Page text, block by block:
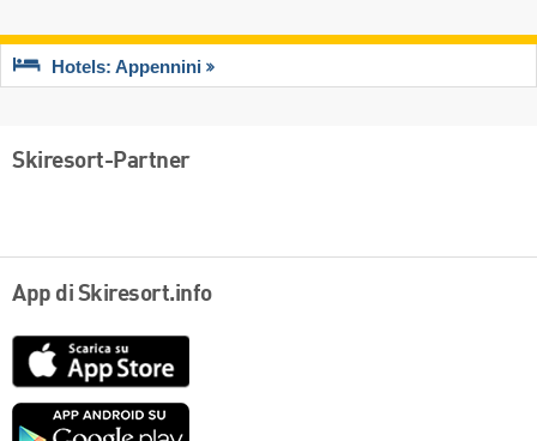
Hotels: Appennini
Skiresort-Partner
App di Skiresort.info
Google